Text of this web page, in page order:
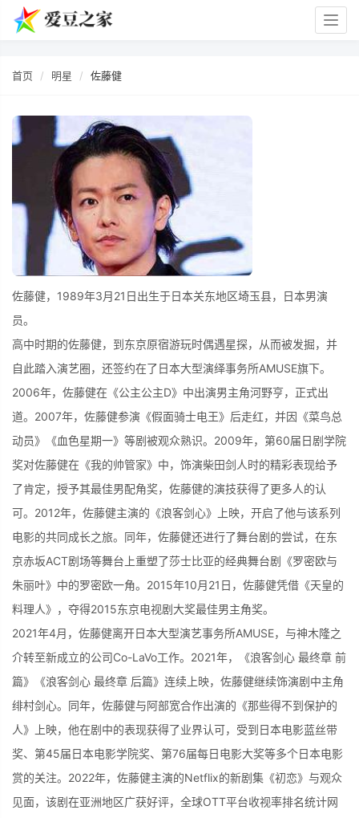
首页 明星 佐藤健
佐藤健，1989年3月21日出生于日本关东地区埼玉县，日本男演
员。
高中时期的佐藤健，到东京原宿游玩时偶遇星探，从而被发掘，并
自此踏入演艺圈，还签约在了日本大型演绎事务所AMUSE旗下。
2006年，佐藤健在《公主公主D》中出演男主角河野亨，正式出
道。2007年，佐藤健参演《假面骑士电王》后走红，并因《菜鸟总
动员》《血色星期一》等剧被观众熟识。2009年，第60届日剧学院
奖对佐藤健在《我的帅管家》中，饰演柴田剑人时的精彩表现给予
了肯定，授予其最佳男配角奖，佐藤健的演技获得了更多人的认
可。2012年，佐藤健主演的《浪客剑心》上映，开启了他与该系列
电影的共同成长之旅。同年，佐藤健还进行了舞台剧的尝试，在东
京赤坂ACT剧场等舞台上重塑了莎士比亚的经典舞台剧《罗密欧与
朱丽叶》中的罗密欧一角。2015年10月21日，佐藤健凭借《天皇的
料理人》，夺得2015东京电视剧大奖最佳男主角奖。
2021年4月，佐藤健离开日本大型演艺事务所AMUSE，与神木隆之
介转至新成立的公司Co-LaVo工作。2021年，《浪客剑心 最终章 前
篇》《浪客剑心 最终章 后篇》连续上映，佐藤健继续饰演剧中主角
绯村剑心。同年，佐藤健与阿部宽合作出演的《那些得不到保护的
人》上映，他在剧中的表现获得了业界认可，受到日本电影蓝丝带
奖、第45届日本电影学院奖、第76届每日电影大奖等多个日本电影
赏的关注。2022年，佐藤健主演的Netflix的新剧集《初恋》与观众
见面，该剧在亚洲地区广获好评，全球OTT平台收视率排名统计网